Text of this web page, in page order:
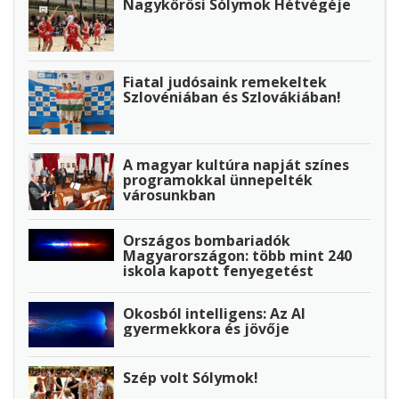
Nagykőrösi Sólymok Hétvégéje
Fiatal judósaink remekeltek
Szlovéniában és Szlovákiában!
A magyar kultúra napját színes
programokkal ünnepelték
városunkban
Országos bombariadók
Magyarországon: több mint 240
iskola kapott fenyegetést
Okosból intelligens: Az AI
gyermekkora és jövője
Szép volt Sólymok!